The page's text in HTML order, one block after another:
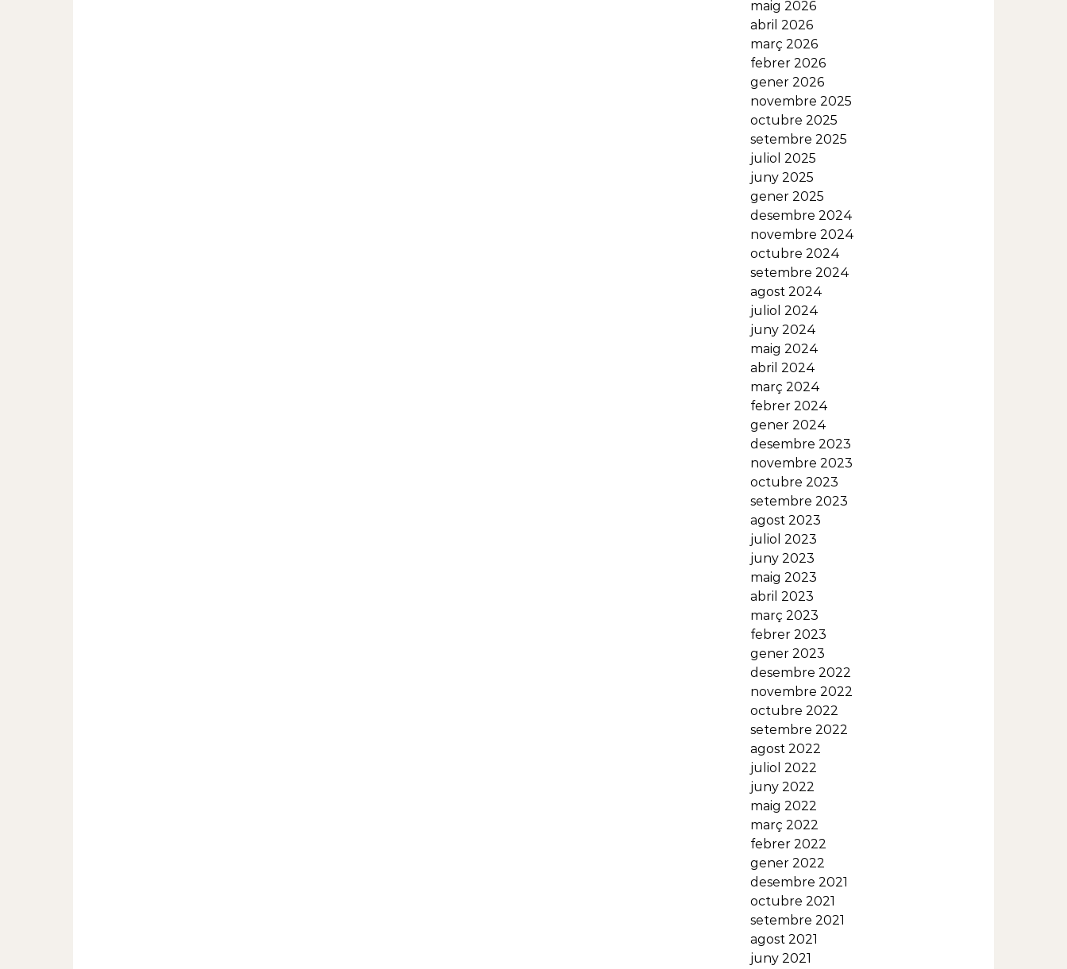
maig 2026
abril 2026
març 2026
febrer 2026
gener 2026
novembre 2025
octubre 2025
setembre 2025
juliol 2025
juny 2025
gener 2025
desembre 2024
novembre 2024
octubre 2024
setembre 2024
agost 2024
juliol 2024
juny 2024
maig 2024
abril 2024
març 2024
febrer 2024
gener 2024
desembre 2023
novembre 2023
octubre 2023
setembre 2023
agost 2023
juliol 2023
juny 2023
maig 2023
abril 2023
març 2023
febrer 2023
gener 2023
desembre 2022
novembre 2022
octubre 2022
setembre 2022
agost 2022
juliol 2022
juny 2022
maig 2022
març 2022
febrer 2022
gener 2022
desembre 2021
octubre 2021
setembre 2021
agost 2021
juny 2021